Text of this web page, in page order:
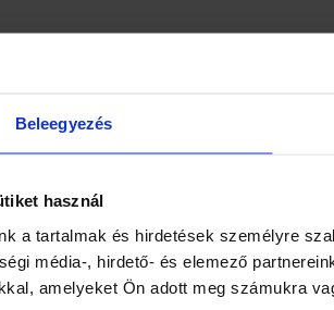
Beleegyezés
használ
a tartalmak és hirdetések személyre
média-, hirdető- és elemező
amelyeket Ön adott meg számukra